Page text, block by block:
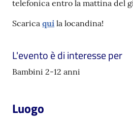
storico
Patto
per
telefonica entro la mattina del
Scarica qui la locandina!
L'evento è di interesse per
Bambini 2-12 anni
Luogo